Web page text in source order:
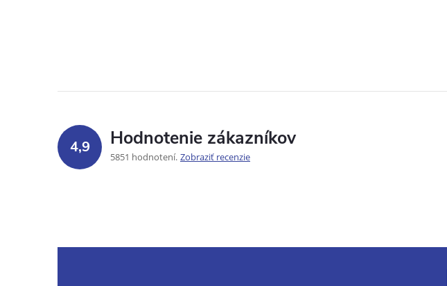
4,9 Hodnotenie zákazníkov
5851 hodnotení Zobraziť recenzie